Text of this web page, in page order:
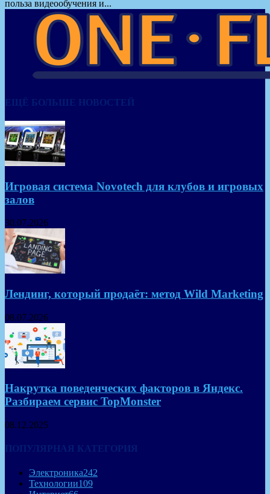
польза видеообучения и...
ЕЩЁ БОЛЬШЕ НОВОСТЕЙ
Игровая система Novotech для клубов и игровых
залов
30.07.2026
Лендинг, который продаёт: метод Wild Marketing
08.07.2026
Накрутка поведенческих факторов в Яндекс.
Разбираем сервис TopMonster
08.12.2025
ПОПУЛЯРНАЯ КАТЕГОРИЯ
Электроника242
Технологии109